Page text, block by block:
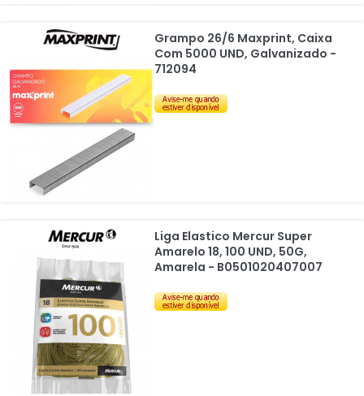
Grampo 26/6 Maxprint, Caixa
Com 5000 UND, Galvanizado -
712094
Liga Elastico Mercur Super
Amarelo 18, 100 UND, 50G,
Amarela - B0501020407007